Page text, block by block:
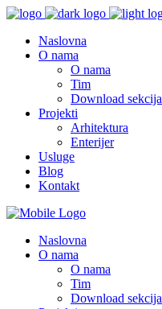
Naslovna
O nama
O nama
Tim
Download sekcija
Projekti
Arhitektura
Enterijer
Usluge
Blog
Kontakt
Naslovna
O nama
O nama
Tim
Download sekcija